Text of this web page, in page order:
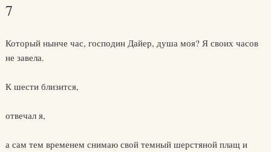
7
Который нынче час, господин Дайер, душа моя? Я своих часов
не завела.
К шести близится,
отвечал я,
а сам тем временем снимаю свой темный шерстяной плащ и